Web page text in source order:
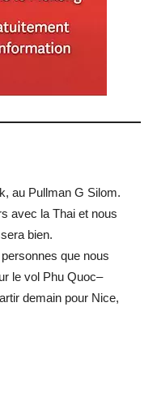
au Pullman G Silom.
avec la Thai et nous
bien.
que nous
le vol Phu Quoc–
demain pour Nice,